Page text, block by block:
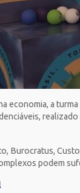
economia, a
Burocratus,
podem